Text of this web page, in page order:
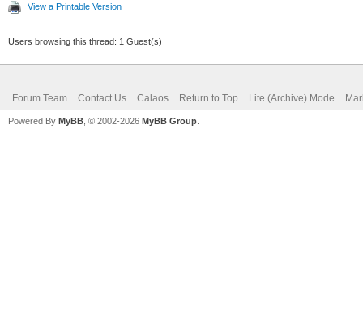
View a Printable Version
Users browsing this thread: 1 Guest(s)
Forum Team Contact Us Calaos Return to Top Lite (Archive) Mode
Powered By MyBB , © 2002-2026 MyBB Group